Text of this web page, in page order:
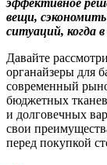
вещи,
ситуаций, когда
Давайте
органайзеры для
современный
бюджетных
и долговечных
свои
перед покупкой